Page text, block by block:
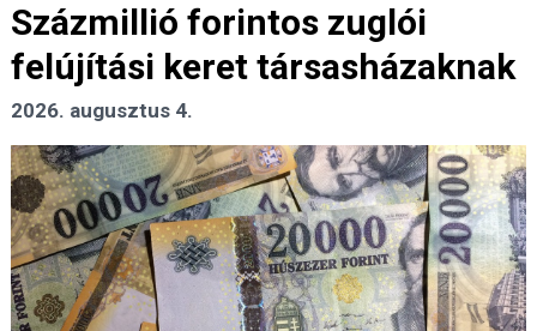
Százmillió forintos zuglói
felújítási keret társasházaknak
2026. augusztus 4.